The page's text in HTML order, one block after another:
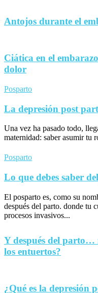
Antojos durante el
Ciática en el
dolor
Posparto
La depresión post
Una vez ha pasado todo,
maternidad: saber asumir tu
Posparto
Lo que debes saber
El posparto es, como su
después del parto. donde tu
procesos invasivos...
Y después del parto…
los entuertos?
¿Qué es la depresión